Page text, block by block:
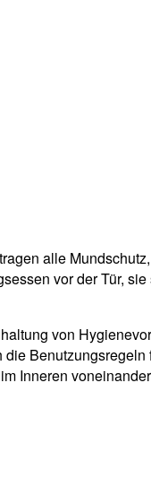
alle
vor der Tür,
von
Benutzungsregeln
Inneren